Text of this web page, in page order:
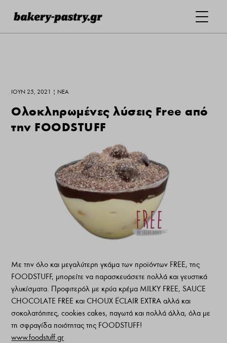
ΙΟΎΝ 25, 2021 | ΝΕΑ
Ολοκληρωμένες λύσεις Free από
την FOODSTUFF
Με την όλο και μεγαλύτερη γκάμα των προϊόντων FREE, της
FOODSTUFF, μπορείτε να παρασκευάσετε πολλά και γευστικά
γλυκίσματα. Προφιτερόλ με κρύα κρέμα MILKY FREE, SAUCE
CHOCOLATE FREE και CHOUX ÉCLAIR EXTRA αλλά και
σοκολατόπιτες, cookies cakes, παγωτά και πολλά άλλα, όλα με
τη σφραγίδα ποιότητας της FOODSTUFF!
www.foodstuff.gr